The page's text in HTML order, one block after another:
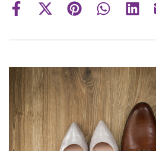
Share
Share
(Twitter)
Share Share Share